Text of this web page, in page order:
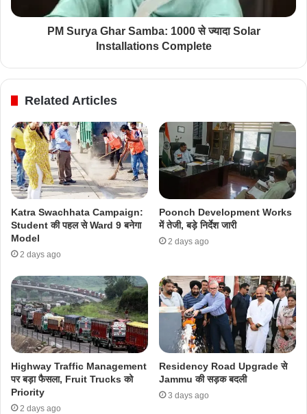
PM Surya Ghar Samba: 1000 से ज्यादा Solar
Installations Complete
Related Articles
Katra Swachhata Campaign:
Student की पहल से Ward 9 बनेगा
Model
2 days ago
Poonch Development Works
में तेजी, बड़े निर्देश जारी
2 days ago
Highway Traffic Management
पर बड़ा फैसला, Fruit Trucks को
Priority
2 days ago
Residency Road Upgrade से
Jammu की सड़क बदली
3 days ago